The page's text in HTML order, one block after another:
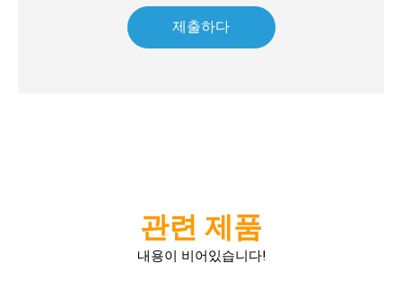
제출하다
관련 제품
내용이 비어있습니다!